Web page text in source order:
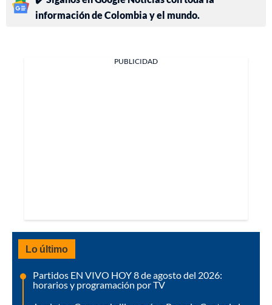
información de Colombia y el mundo.
PUBLICIDAD
Lo último
Partidos EN VIVO HOY 8 de agosto del 2026:
horarios y programación por TV